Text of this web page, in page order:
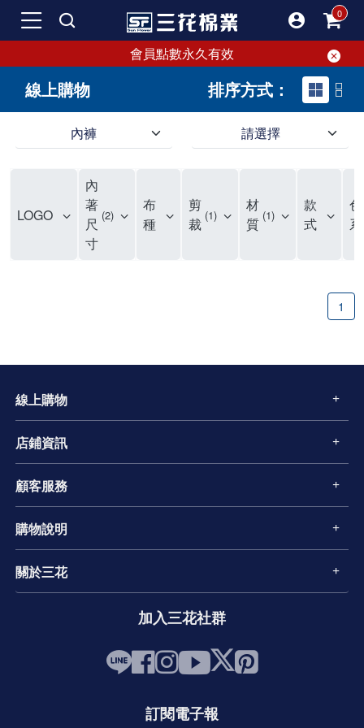
會員點數永久有效
線上購物 排序方式：
內褲 請選擇
LOGO
內
著
尺
寸
2
布
種
剪
裁 1
材
質 1
款
式
色
系
1
線上購物
店鋪資訊
顧客服務
購物說明
關於三花
加入三花社群
訂閱電子報